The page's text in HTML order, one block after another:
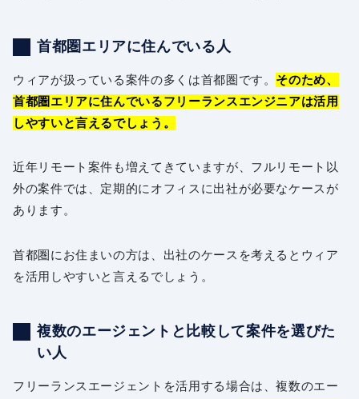
首都圏エリアに住んでいる人
ウィアが扱っている案件の多くは首都圏です。 そのため、
首都圏エリアに住んでいるフリーランスエンジニアは活用
しやすいと言えるでしょう。
近年リモート案件も増えてきていますが、フルリモート以
外の案件では、定期的にオフィスに出社が必要なケースが
あります。
首都圏にお住まいの方は、出社のケースを考えるとウィア
を活用しやすいと言えるでしょう。
複数のエージェントと比較して案件を選びた
い人
フリーランスエージェントを活用する場合は、複数のエー